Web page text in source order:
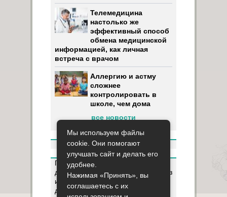
Телемедицина
настолько же
эффективный способ
обмена медицинской
информацией, как личная
встреча с врачом
Аллергию и астму
сложнее
контролировать в
школе, чем дома
все новости
Пользуясь данным ресурсом вы
даёте разрешение на сбор, анализ
и хранение своих персональных
данных согласно Правилам
Мы используем файлы
cookie. Они помогают
улучшать сайт и делать его
удобнее.
Нажимая «Принять», вы
соглашаетесь с их